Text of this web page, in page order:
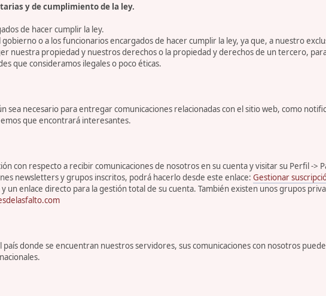
y de cumplimiento de la ley.
de hacer cumplir la ley.
o a los funcionarios encargados de hacer cumplir la ley, ya que, a nuestro
nuestra propiedad y nuestros derechos o la propiedad y derechos de un tercero,
que consideramos ilegales o poco éticas.
sea necesario para entregar comunicaciones relacionadas con el sitio web, como
que encontrará interesantes.
con respecto a recibir comunicaciones de nosotros en su cuenta y visitar su Perfil ->
newsletters y grupos inscritos, podrá hacerlo desde este enlace: Gestionar
un enlace directo para la gestión total de su cuenta. También existen unos grupos
país donde se encuentran nuestros servidores, sus comunicaciones con nosotros